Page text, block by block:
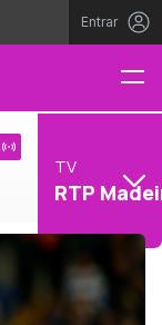
Entrar
TV
RTP